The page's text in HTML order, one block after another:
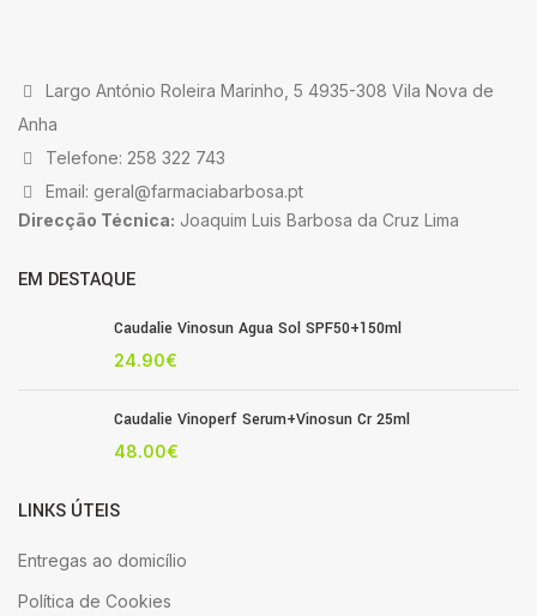
Largo António Roleira Marinho, 5 4935-308 Vila Nova de
Anha
Telefone: 258 322 743
Email: geral@farmaciabarbosa.pt
Direcção Técnica: Joaquim Luis Barbosa da Cruz Lima
EM DESTAQUE
Caudalie Vinosun Agua Sol SPF50+150ml
24.90€
Caudalie Vinoperf Serum+Vinosun Cr 25ml
48.00€
LINKS ÚTEIS
Entregas ao domicílio
Política de Cookies